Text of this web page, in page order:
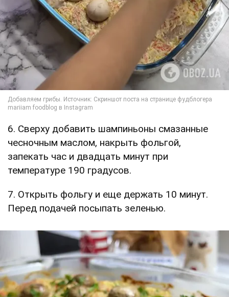
6. Сверху добавить шампиньоны смазанные
чесночным маслом, накрыть фольгой,
запекать час и двадцать минут при
температуре 190 градусов.
7. Открыть фольгу и еще держать 10 минут.
Перед подачей посыпать зеленью.